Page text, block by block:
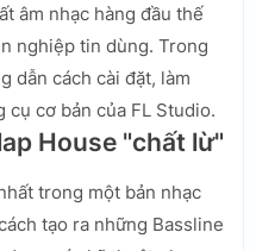
âm nhạc hàng đầu thế
nghiệp tin dùng. Trong
dẫn cách cài đặt, làm
cơ bản của FL Studio.
House "chất lừ"
trong một bản nhạc
tạo ra những Bassline